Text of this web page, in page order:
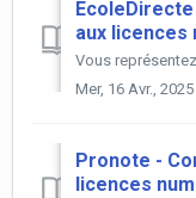
aux licences
Mer, 16 Avr.,
Pronote -
licences